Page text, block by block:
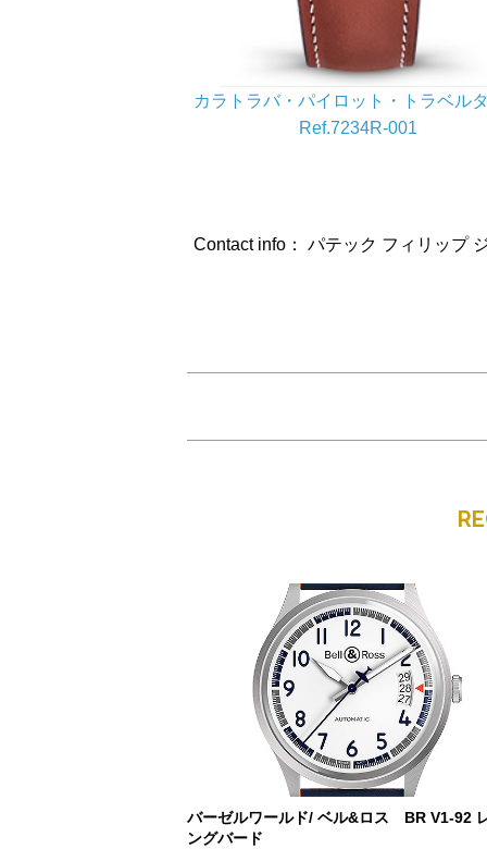
カラトラバ・パイロット・トラベル
Ref.7234R-001
Contact info： パテック フィリップ
バーゼルワールド/ ベル&ロス BR V1-92
ングバード